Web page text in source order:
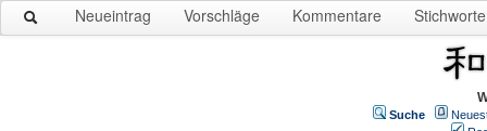
Neueintrag Vorschläge Kommentare Stichworte
Suche